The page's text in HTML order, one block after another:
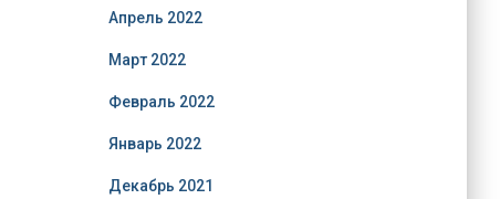
Апрель 2022
Март 2022
Февраль 2022
Январь 2022
Декабрь 2021